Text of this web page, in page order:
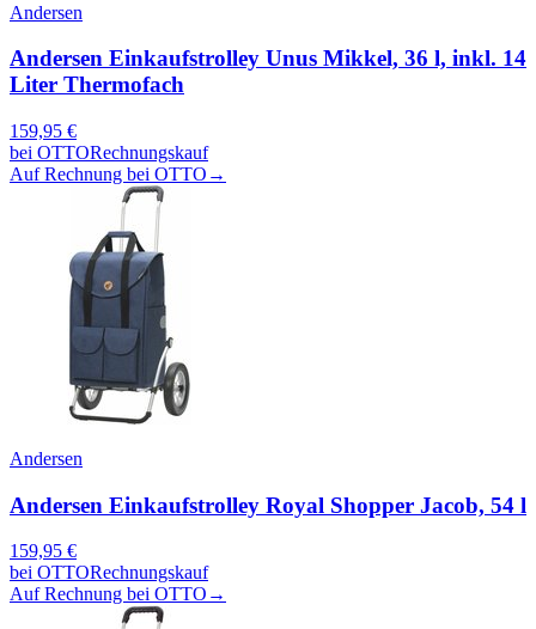
Andersen
Andersen Einkaufstrolley Unus Mikkel, 36 l, inkl. 14
Liter Thermofach
159,95 €
bei OTTORechnungskauf
Auf Rechnung bei OTTO →
Andersen
Andersen Einkaufstrolley Royal Shopper Jacob, 54 l
159,95 €
bei OTTORechnungskauf
Auf Rechnung bei OTTO →